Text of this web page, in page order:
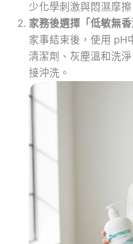
少化學刺激與悶濕摩
家務後選擇「低敏無
家事結束後，使用 pH
清潔劑、灰塵溫和洗
接沖洗。